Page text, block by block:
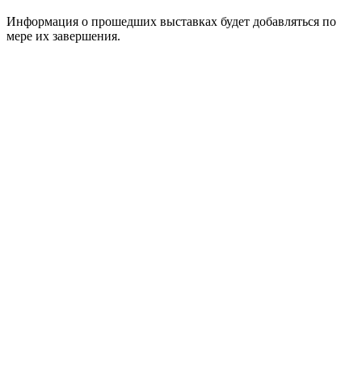
Информация о прошедших выставках будет добавляться по
мере их завершения.